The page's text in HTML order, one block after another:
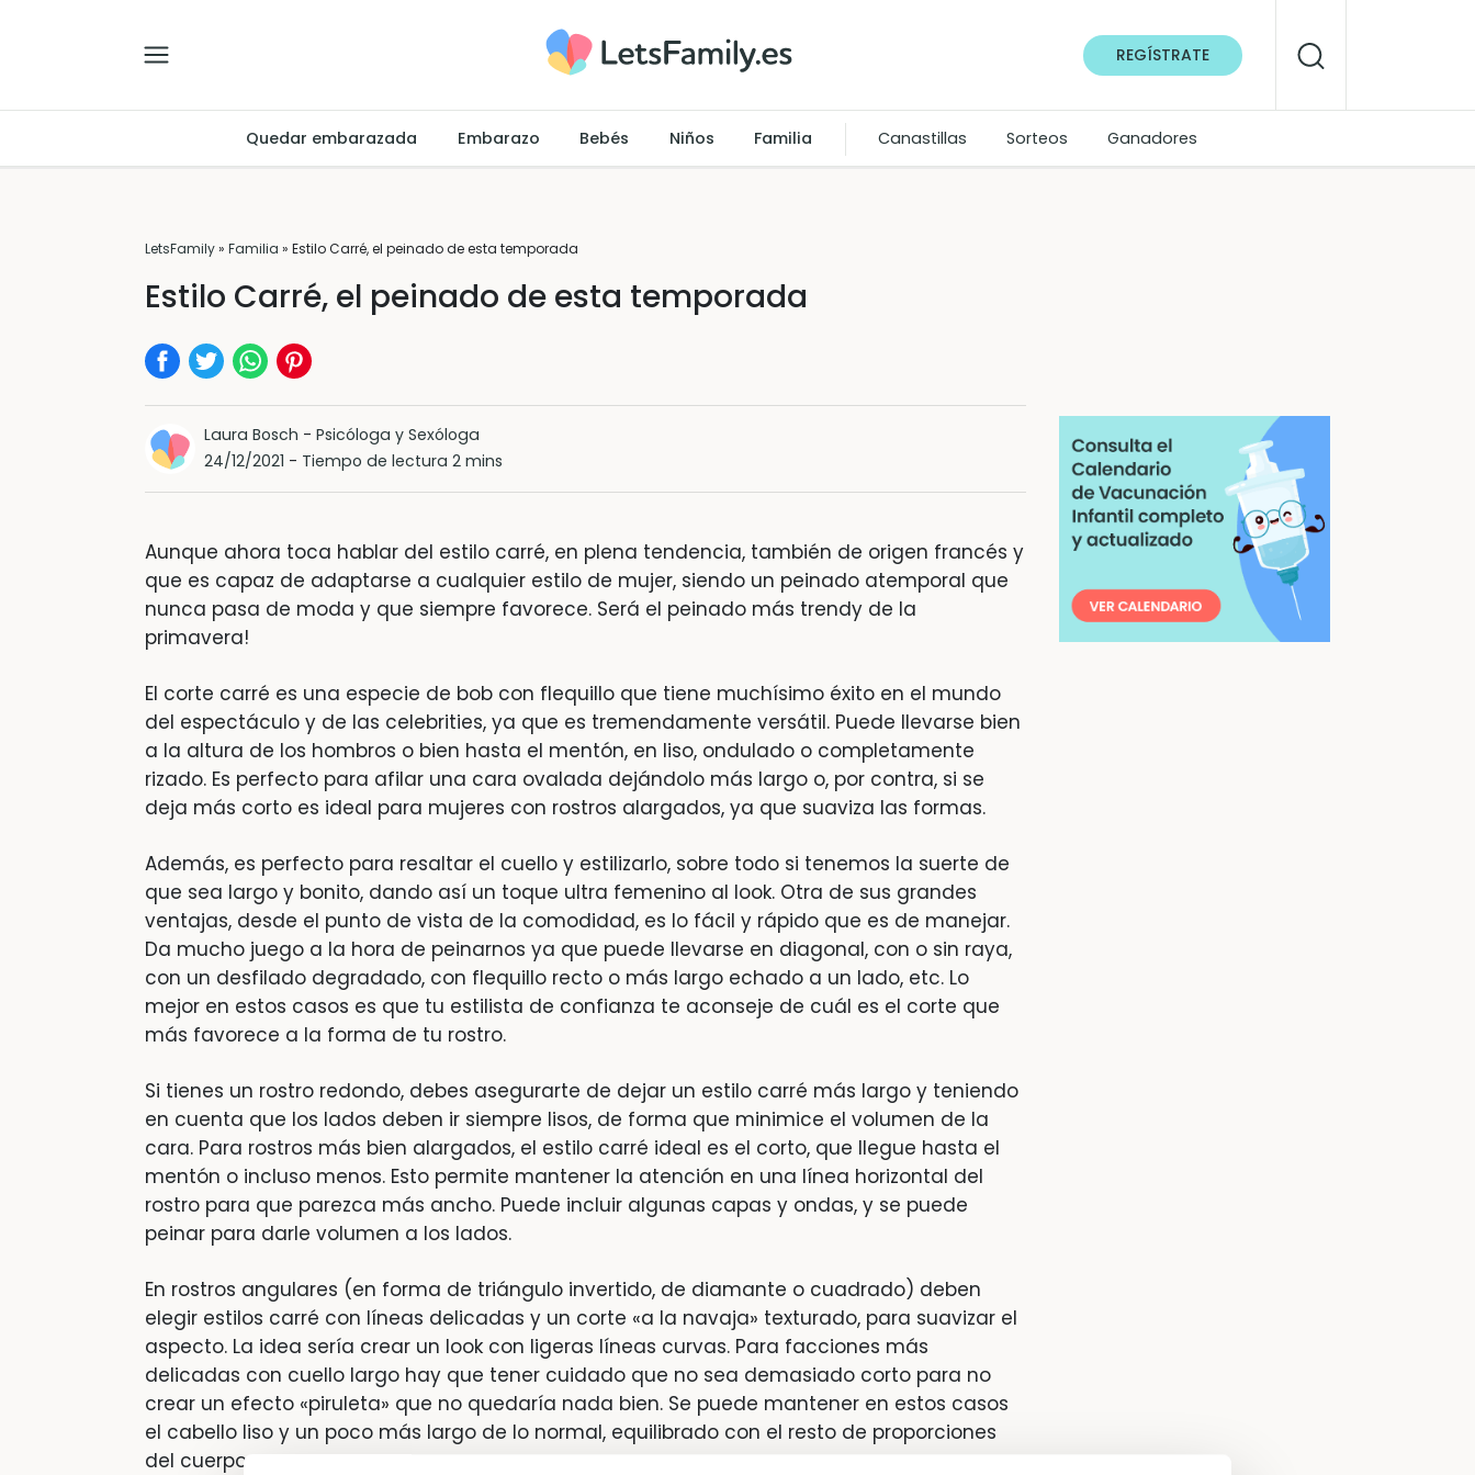
REGÍSTRATE
Quedar embarazada Embarazo Bebés Niños Familia Canastillas Sorteos Ganadores
LetsFamily» Familia » Estilo Carré, el peinado de esta temporada
Estilo Carré, el peinado de esta temporada
Laura Bosch - Psicóloga y Sexóloga
24/12/2021 - Tiempo de lectura 2 mins
Aunque ahora toca hablar del estilo carré, en plena tendencia, también de origen francés y
que es capaz de adaptarse a cualquier estilo de mujer, siendo un peinado atemporal que
nunca pasa de moda y que siempre favorece. Será el peinado más trendy de la
primavera!
El corte carré es una especie de bob con flequillo que tiene muchísimo éxito en el mundo
del espectáculo y de las celebrities, ya que es tremendamente versátil. Puede llevarse bien
a la altura de los hombros o bien hasta el mentón, en liso, ondulado o completamente
rizado. Es perfecto para afilar una cara ovalada dejándolo más largo o, por contra, si se
deja más corto es ideal para mujeres con rostros alargados, ya que suaviza las formas.
Además, es perfecto para resaltar el cuello y estilizarlo, sobre todo si tenemos la suerte de
que sea largo y bonito, dando así un toque ultra femenino al look. Otra de sus grandes
ventajas, desde el punto de vista de la comodidad, es lo fácil y rápido que es de manejar.
Da mucho juego a la hora de peinarnos ya que puede llevarse en diagonal, con o sin raya,
con un desfilado degradado, con flequillo recto o más largo echado a un lado, etc. Lo
mejor en estos casos es que tu estilista de confianza te aconseje de cuál es el corte que
más favorece a la forma de tu rostro.
Si tienes un rostro redondo, debes asegurarte de dejar un estilo carré más largo y teniendo
en cuenta que los lados deben ir siempre lisos, de forma que minimice el volumen de la
cara. Para rostros más bien alargados, el estilo carré ideal es el corto, que llegue hasta el
mentón o incluso menos. Esto permite mantener la atención en una línea horizontal del
rostro para que parezca más ancho. Puede incluir algunas capas y ondas, y se puede
peinar para darle volumen a los lados.
En rostros angulares (en forma de triángulo invertido, de diamante o cuadrado) deben
elegir estilos carré con líneas delicadas y un corte «a la navaja» texturado, para suavizar el
aspecto. La idea sería crear un look con ligeras líneas curvas. Para facciones más
delicadas con cuello largo hay que tener cuidado que no sea demasiado corto para no
crear un efecto «piruleta» que no quedaría nada bien. Se puede mantener en estos casos
el cabello liso y un poco más largo de lo normal, equilibrado con el resto de proporciones
del cuerpo.